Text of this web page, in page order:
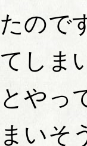
たので
てしま
とやっ
まいそ